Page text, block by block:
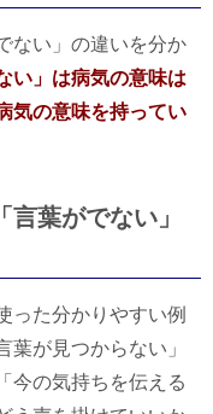
ない」の違いを分か
い」は病気の意味は
気の意味を持ってい
言葉がでない」
った分かりやすい例
葉が見つからない」
今の気持ちを伝える